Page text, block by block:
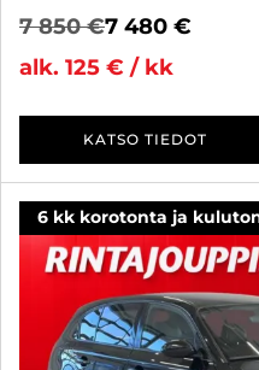
7 850 €7 480 €
alk. 125 € / kk
KATSO TIEDOT
6 kk korotonta ja